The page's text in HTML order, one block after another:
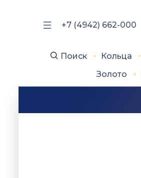
+7 (4942) 662-000
Поиск Кольца
Золото